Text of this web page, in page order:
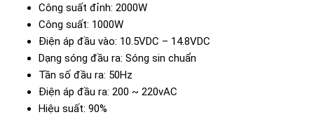
Công suất đỉnh: 2000W
Công suất: 1000W
Điện áp đầu vào: 10.5VDC – 14.8VDC
Dạng sóng đầu ra: Sóng sin chuẩn
Tần số đầu ra: 50Hz
Điện áp đầu ra: 200 ~ 220vAC
Hiệu suất: 90%